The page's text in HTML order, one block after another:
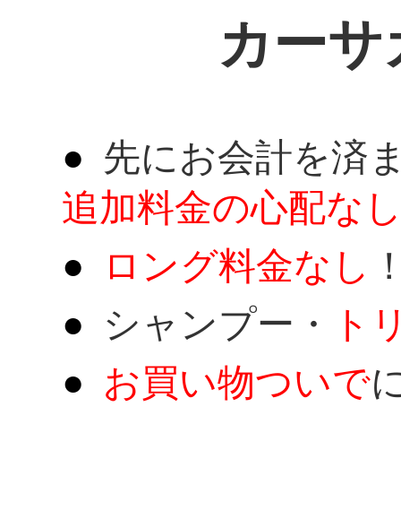
カー
先にお会計を済
追加料金の心配な
ロング料金なし
シャンプー・
ト
お買い物ついで